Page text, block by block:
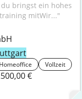
bringst ein hohes
mitWir..."
Homeoffice Vollzeit
€